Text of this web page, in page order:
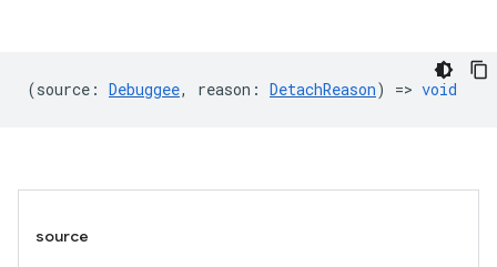
(source : Debuggee, reason : DetachReason) => void
source